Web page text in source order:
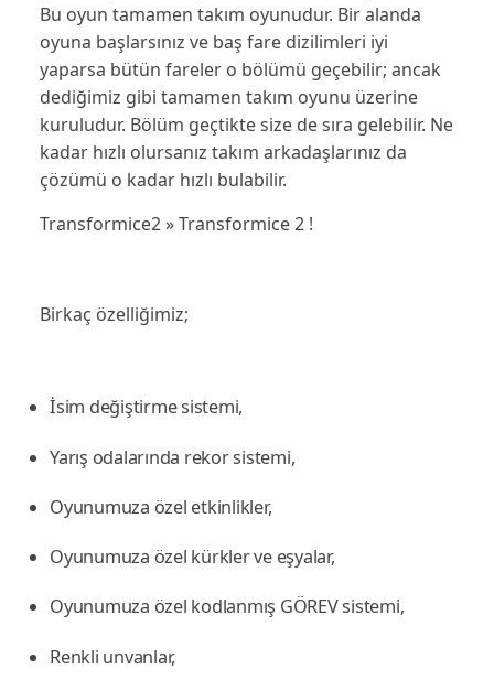
Bu oyun tamamen takım oyunudur. Bir alanda
oyuna başlarsınız ve baş fare dizilimleri iyi
yaparsa bütün fareler o bölümü geçebilir; ancak
dediğimiz gibi tamamen takım oyunu üzerine
kuruludur. Bölüm geçtikte size de sıra gelebilir. Ne
kadar hızlı olursanız takım arkadaşlarınız da
çözümü o kadar hızlı bulabilir.
Transformice2 » Transformice 2 !
Birkaç özelliğimiz;
İsim değiştirme sistemi,
Yarış odalarında rekor sistemi,
Oyunumuza özel etkinlikler,
Oyunumuza özel kürkler ve eşyalar,
Oyunumuza özel kodlanmış GÖREV sistemi,
Renkli unvanlar,